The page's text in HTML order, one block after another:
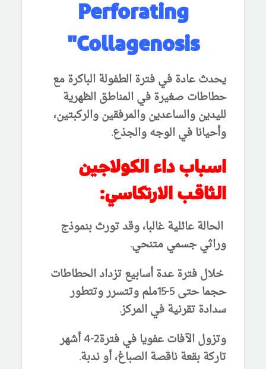
Perforating
Collagenosis"
يحدث عادة في فترة الطفولة الباكرة مع
حطاطات صغيرة في المناطق الظهرية
لليدين والساعدين والمرفقين والركبتين،
وأحيانا في الوجه والجذع.
اسباب داء الكولاجين
الثاقب الارتكاسي:
الحالة عائلية غالبا، وقد تورث بنموذج
وراثي جسمي متنحي.
خلال فترة عدة أسابيع تزداد الحطاطات
حجما حتى 5-15ملم وتتسرر وتتطور
سدادة تقرنية في المركز.
وتزول الآفات عفويا في فترة2-4 أشهر
تاركة بقعة ناقصة الصباغ، أو ندبة.